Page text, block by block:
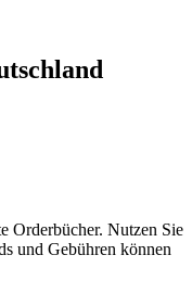
Orderbücher. Nutzen Sie
und Gebühren können